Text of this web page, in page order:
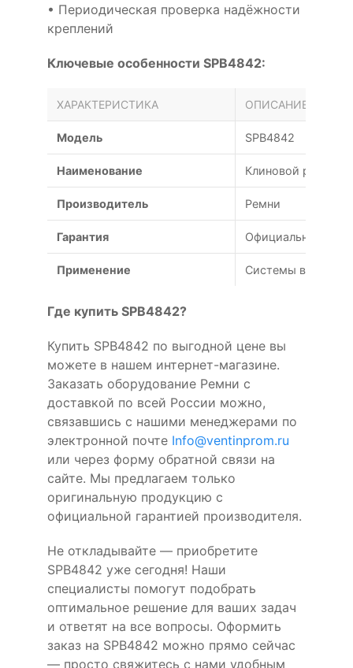
• Периодическая проверка надёжности
креплений
Ключевые особенности SPB4842:
ХАРАКТЕРИСТИКА ОПИСАНИЕ
Модель SPB4842
Наименование Клиновой ремень
Производитель Ремни
Гарантия Официальная
Применение Системы
Где купить SPB4842?
Купить SPB4842 по выгодной цене вы
можете в нашем интернет-магазине.
Заказать оборудование Ремни с
доставкой по всей России можно,
связавшись с нашими менеджерами по
электронной почте Info@ventinprom.ru
или через форму обратной связи на
сайте. Мы предлагаем только
оригинальную продукцию с
официальной гарантией производителя.
Не откладывайте — приобретите
SPB4842 уже сегодня! Наши
специалисты помогут подобрать
оптимальное решение для ваших задач
и ответят на все вопросы. Оформить
заказ на SPB4842 можно прямо сейчас
— просто свяжитесь с нами удобным